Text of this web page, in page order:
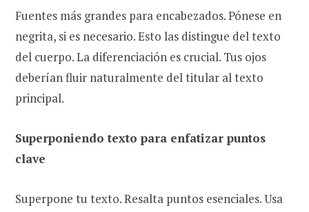
Fuentes más grandes para encabezados. Pónese en
negrita, si es necesario. Esto las distingue del texto
del cuerpo. La diferenciación es crucial. Tus ojos
deberían fluir naturalmente del titular al texto
principal.
Superponiendo texto para enfatizar puntos
clave
Superpone tu texto. Resalta puntos esenciales. Usa